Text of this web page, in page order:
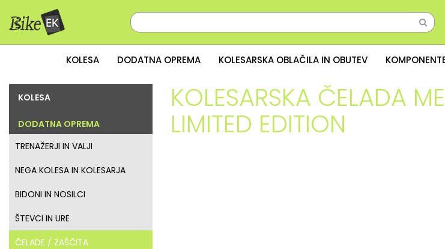
KOLESA DODATNA OPREMA KOLESARSKA OBLAČILA IN OBUTEV
KOLESA
DODATNA OPREMA
TRENAŽERJI IN VALJI
NEGA KOLESA IN KOLESARJA
BIDONI IN NOSILCI
ŠTEVCI IN URE
ČELADE / ZAŠČITA
KOLESARSKA ČELADA
LIMITED EDITION